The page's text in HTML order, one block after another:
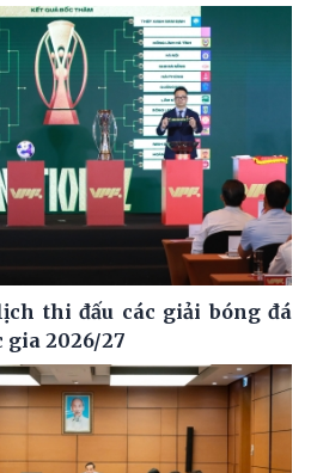
thi đấu các giải bóng đá
gia 2026/27